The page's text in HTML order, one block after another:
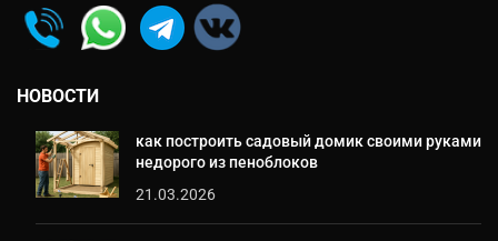
НОВОСТИ
как построить садовый домик своими руками
недорого из пеноблоков
21.03.2026